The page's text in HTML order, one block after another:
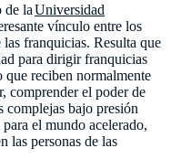
de laUniversidad
vínculo entre los
franquicias. Resulta que
para dirigir franquicias
que reciben normalmente
comprender el poder de
complejas bajo presión
el mundo acelerado,
las personas de las